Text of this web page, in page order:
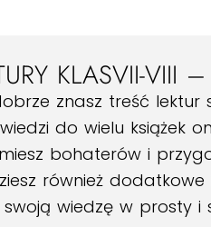
KLASVII-VIII
znasz treść
do wielu książek
bohaterów i
również
swoją wiedzę w prosty i